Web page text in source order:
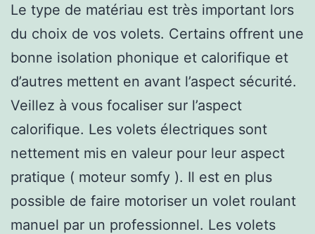
Le type de matériau est très important lors
du choix de vos volets. Certains offrent une
bonne isolation phonique et calorifique et
d’autres mettent en avant l’aspect sécurité.
Veillez à vous focaliser sur l’aspect
calorifique. Les volets électriques sont
nettement mis en valeur pour leur aspect
pratique ( moteur somfy ). Il est en plus
possible de faire motoriser un volet roulant
manuel par un professionnel. Les volets